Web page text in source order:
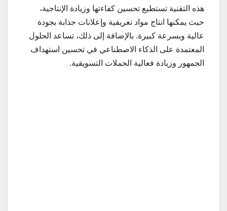
هذه التقنية تستطيع تحسين كفاءتها وزيادة الإنتاجية،
حيث يمكنها انتاج مواد تعريفية وإعلانات جذابة بجودة
عالية وبسرعة كبيرة. بالإضافة إلى ذلك، تساعد الحلول
المعتمدة على الذكاء الاصطناعي في تحسين استهداف
الجمهور وزيادة فعالية الحملات التسويقية.